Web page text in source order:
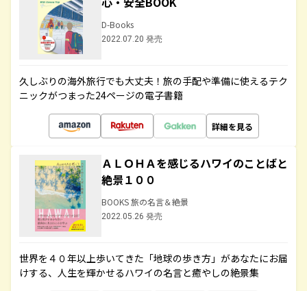
D-Books
2022.07.20 発売
久しぶりの海外旅行でも大丈夫！旅の手配や準備に使えるテク
ニックがつまった24ページの電子書籍
詳細を見る
ＡＬＯＨＡを感じるハワイのことばと
絶景１００
BOOKS 旅の名言＆絶景
2022.05.26 発売
世界を４０年以上歩いてきた「地球の歩き方」があなたにお届
けする、人生を輝かせるハワイの名言と癒やしの絶景集